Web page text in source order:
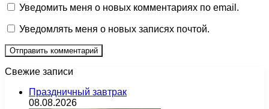
Уведомить меня о новых комментариях по email.
Уведомлять меня о новых записях почтой.
Свежие записи
Праздничный завтрак
08.08.2026